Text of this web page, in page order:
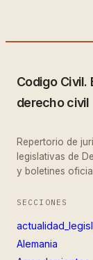
Codigo Civil.
derecho civil
Repertorio de
legislativas de
y boletines
SECCIONES
Alemania